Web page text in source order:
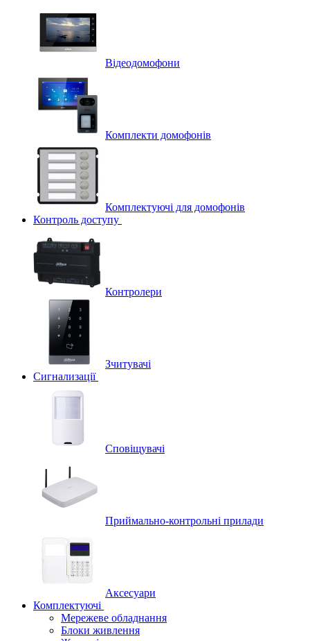
Відеодомофони
Комплекти домофонів
Комплектуючі для домофонів
Контроль доступу
Контролери
Зчитувачі
Сигнализації
Сповіщувачі
Приймально-контрольні прилади
Аксесуари
Комплектуючі
Мережеве обладнання
Блоки живлення